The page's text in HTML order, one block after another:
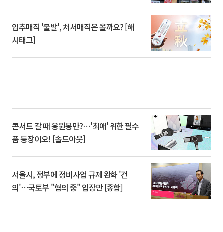
입추매직 '불발', 처서매직은 올까요? [해
시태그]
콘서트 갈 때 응원봉만?⋯'최애' 위한 필수
품 등장이오! [솔드아웃]
서울시, 정부에 정비사업 규제 완화 '건
의'⋯국토부 "협의 중" 입장만 [종합]